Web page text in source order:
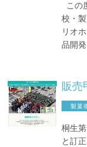
この
校・
リオ
品開
販売
製菓
桐生
と訂